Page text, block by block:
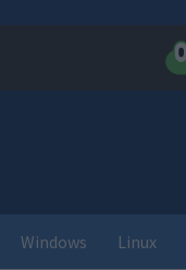
Windows Linux